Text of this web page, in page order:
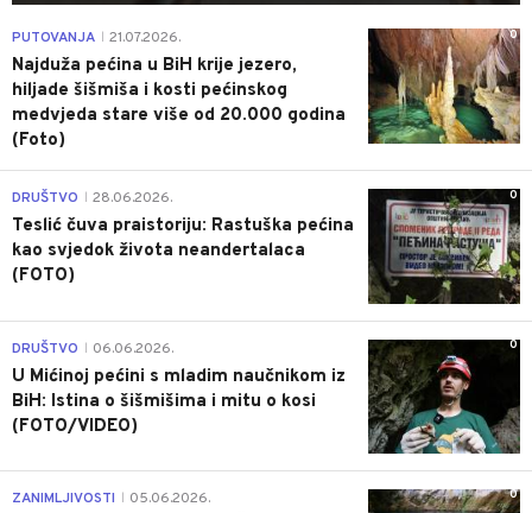
0
PUTOVANJA 21.07.2026.
Najduža pećina u BiH krije jezero,
hiljade šišmiša i kosti pećinskog
medvjeda stare više od 20.000 godina
(Foto)
0
DRUŠTVO 28.06.2026.
Teslić čuva praistoriju: Rastuška pećina
kao svjedok života neandertalaca
(FOTO)
0
DRUŠTVO 06.06.2026.
U Mićinoj pećini s mladim naučnikom iz
BiH: Istina o šišmišima i mitu o kosi
(FOTO/VIDEO)
0
ZANIMLJIVOSTI 05.06.2026.